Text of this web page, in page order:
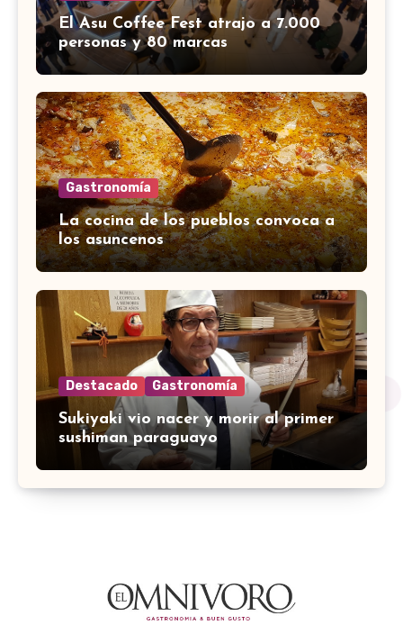
El Asu Coffee Fest atrajo a 7.000
personas y 80 marcas
Gastronomía
La cocina de los pueblos convoca a
los asuncenos
Destacado Gastronomía
Sukiyaki vio nacer y morir al primer
sushiman paraguayo